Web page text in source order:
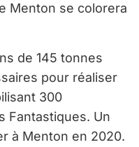
Menton se colorera
de 145 tonnes
pour réaliser
300
Fantastiques. Un
à Menton en 2020.